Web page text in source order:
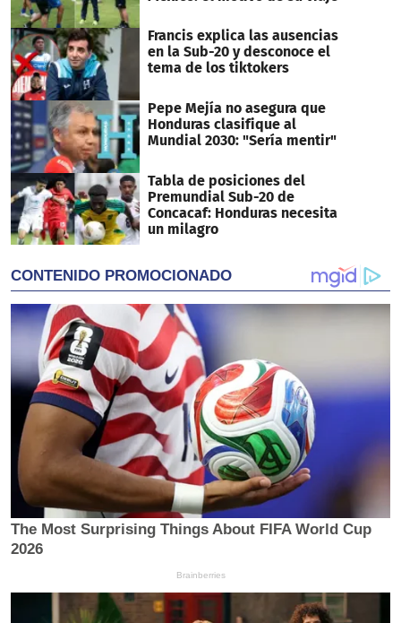
Francis explica las ausencias
en la Sub-20 y desconoce el
tema de los tiktokers
Pepe Mejía no asegura que
Honduras clasifique al
Mundial 2030: "Sería mentir"
Tabla de posiciones del
Premundial Sub-20 de
Concacaf: Honduras necesita
un milagro